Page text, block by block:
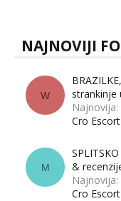
NAJNOVIJI
W
strankinje
Cro
M
&
Cro